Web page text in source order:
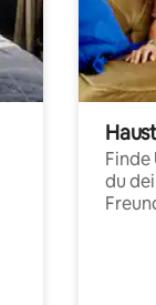
du